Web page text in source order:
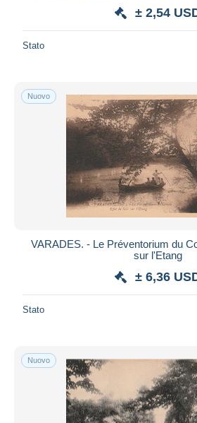
± 2,54
Stato
Nuovo
VARADES. - Le Préventorium du
sur l'Etang
± 6,36
Stato
Nuovo